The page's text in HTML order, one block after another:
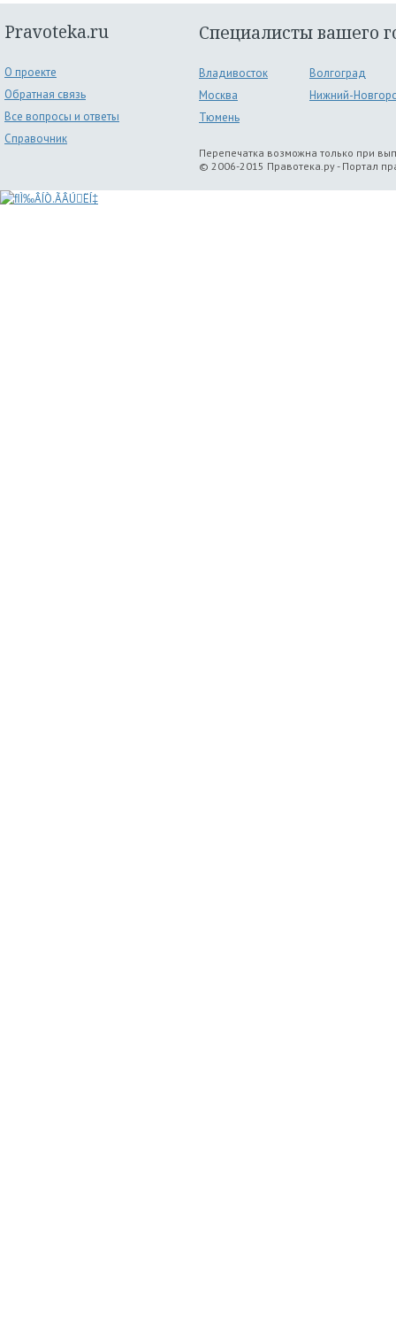
Pravoteka.ru
О проекте
Обратная связь
Все вопросы и ответы
Справочник
Специалисты вашего
Владивосток
Волгоград
Москва
Нижний-
Тюмень
Перепечатка возможна только при
© 2006-2015 Правотека.ру - Портал